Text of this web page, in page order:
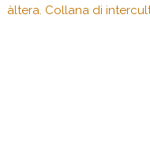
àltera. Collana di